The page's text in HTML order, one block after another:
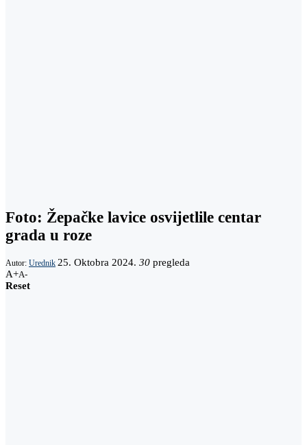
Foto: Žepačke lavice osvijetlile centar
grada u roze
Autor: Urednik 25. Oktobra 2024. 30 pregleda
A+A-
Reset